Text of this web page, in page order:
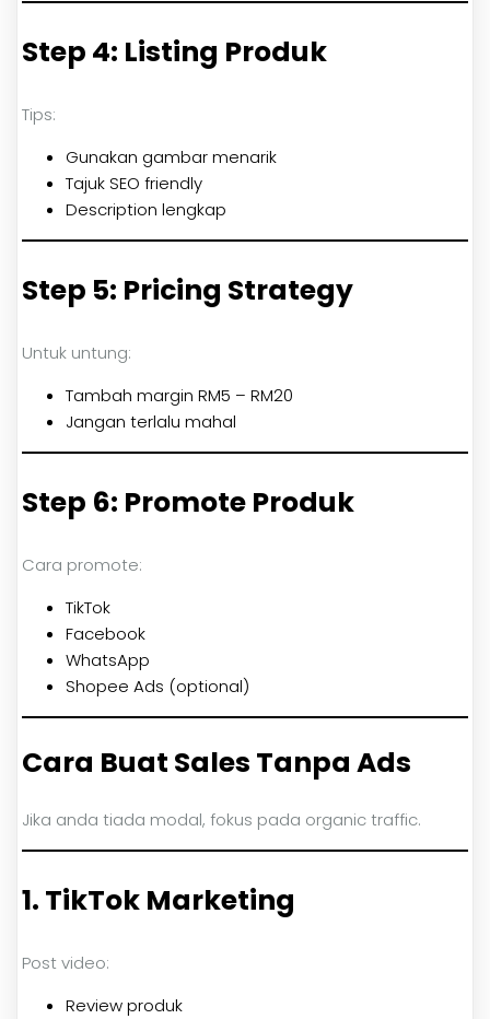
Step 4: Listing Produk
Tips:
Gunakan gambar menarik
Tajuk SEO friendly
Description lengkap
Step 5: Pricing Strategy
Untuk untung:
Tambah margin RM5 – RM20
Jangan terlalu mahal
Step 6: Promote Produk
Cara promote:
TikTok
Facebook
WhatsApp
Shopee Ads (optional)
Cara Buat Sales Tanpa Ads
Jika anda tiada modal, fokus pada organic traffic.
1. TikTok Marketing
Post video:
Review produk